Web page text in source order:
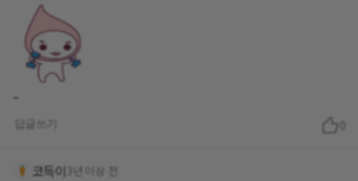
..
코득이 3년 이상 전